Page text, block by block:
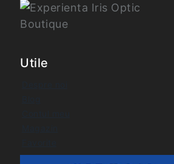
Utile